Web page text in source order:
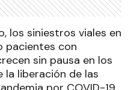
los siniestros viales en
pacientes con
sin pausa en los
la liberación de las